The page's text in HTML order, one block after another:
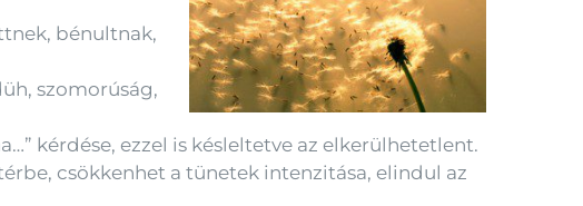
bénultnak,
szomorúság,
kérdése, ezzel is késleltetve az elkerülhetetlent.
csökkenhet a tünetek intenzitása, elindul az